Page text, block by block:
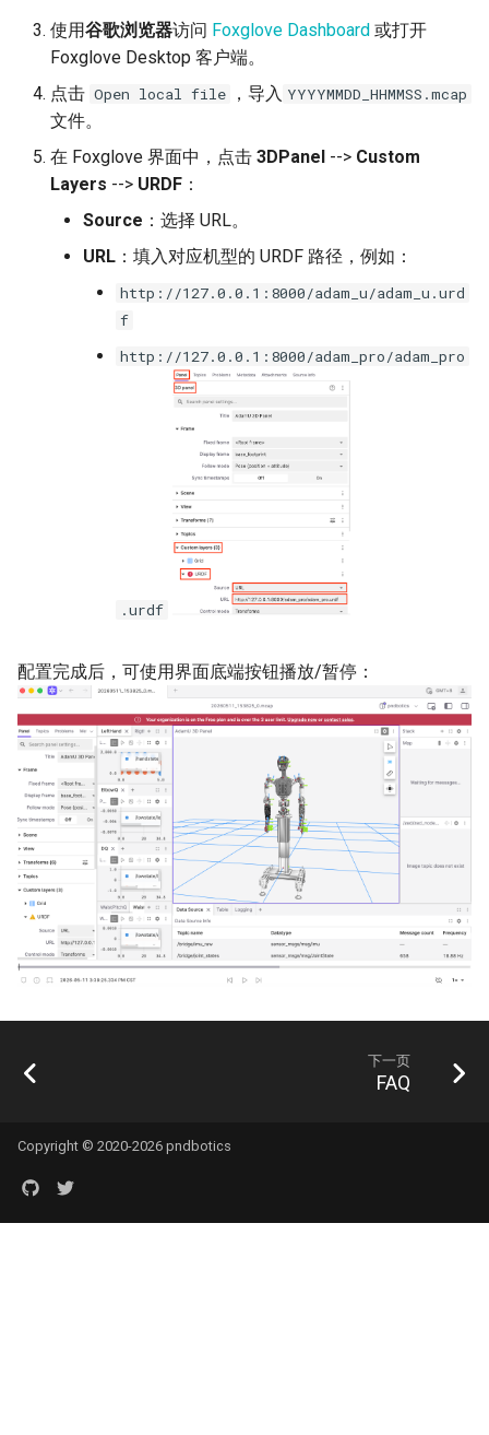
使用谷歌浏览器访问 Foxglove Dashboard 或打开
Foxglove Desktop 客户端。
点击 Open local file ，导入 YYYYMMDD_HHMMSS.mcap
文件。
在 Foxglove 界面中，点击 3DPanel --> Custom
Layers --> URDF ：
Source ：选择 URL。
URL ：填入对应机型的 URDF 路径，例如：
http://127.0.0.1:8000/adam_u/adam_u.urd
f
http://127.0.0.1:8000/adam_pro/adam_pro
.urdf
配置完成后，可使用界面底端按钮播放/暂停：
下一页
FAQ
Copyright © 2020-2026 pndbotics